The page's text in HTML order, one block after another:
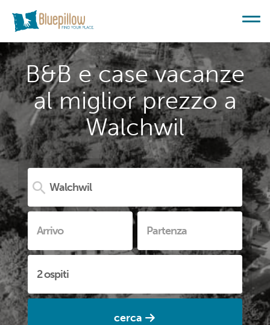
B&B e case vacanze
al miglior prezzo a
Walchwil
cerca